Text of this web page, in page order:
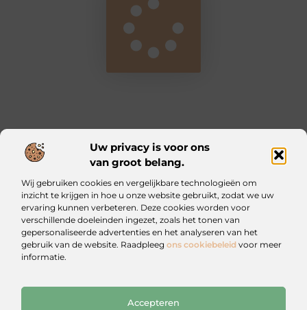
Uw privacy is voor ons
van groot belang.
Wij gebruiken cookies en vergelijkbare technologieën om
inzicht te krijgen in hoe u onze website gebruikt, zodat we uw
ervaring kunnen verbeteren. Deze cookies worden voor
verschillende doeleinden ingezet, zoals het tonen van
gepersonaliseerde advertenties en het analyseren van het
gebruik van de website. Raadpleeg ons cookiebeleid voor meer
informatie.
Accepteren
Main Links
Iztougoud.be: Voor wie nieuwsgierig blijft
Blogs vol inspiratie en praktische wijsheid.